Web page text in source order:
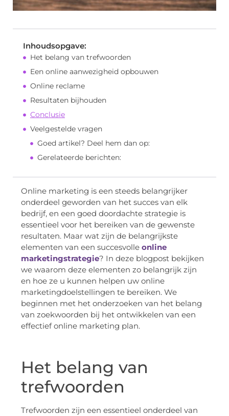
Inhoudsopgave:
Het belang van trefwoorden
Een online aanwezigheid opbouwen
Online reclame
Resultaten bijhouden
Conclusie
Veelgestelde vragen
Goed artikel? Deel hem dan op:
Gerelateerde berichten:
Online marketing is een steeds belangrijker
onderdeel geworden van het succes van elk
bedrijf, en een goed doordachte strategie is
essentieel voor het bereiken van de gewenste
resultaten. Maar wat zijn de belangrijkste
elementen van een succesvolle online
marketingstrategie? In deze blogpost bekijken
we waarom deze elementen zo belangrijk zijn
en hoe ze u kunnen helpen uw online
marketingdoelstellingen te bereiken. We
beginnen met het onderzoeken van het belang
van zoekwoorden bij het ontwikkelen van een
effectief online marketing plan.
Het belang van
trefwoorden
Trefwoorden zijn een essentieel onderdeel van